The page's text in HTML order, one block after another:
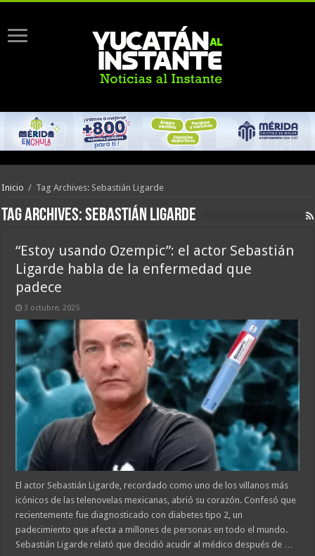
Inicio / Tag Archives: Sebastián Ligarde
Tag Archives:Sebastián Ligarde
“Estoy usando Ozempic”: el actor Sebastián
Ligarde habla de la enfermedad que
padece
3 octubre, 2025
El actor Sebastián Ligarde, recordado como uno de los villanos más
icónicos de las telenovelas mexicanas, abrió su corazón. Confesó que
recientemente fue diagnosticado con diabetes tipo 2, un
padecimiento que afecta a millones de personas en todo el mundo.
Sebastián Ligarde relató que decidió acudir al médico después de …